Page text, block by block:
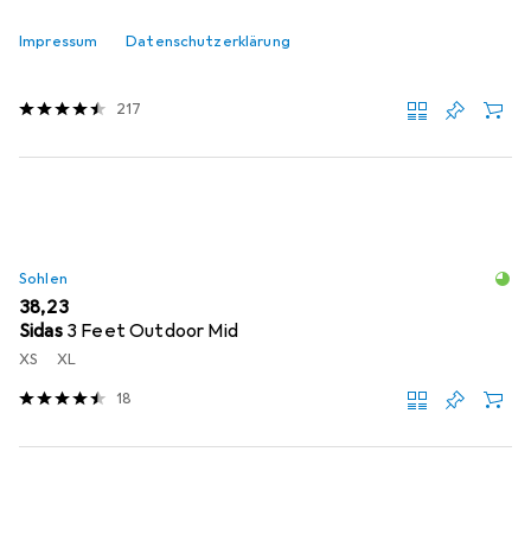
Impressum Datenschutzerklärung
SidasCushioning Gel 3D
217
Sohlen
EUR
38,23
Sidas 3 Feet Outdoor Mid
XS XL
18